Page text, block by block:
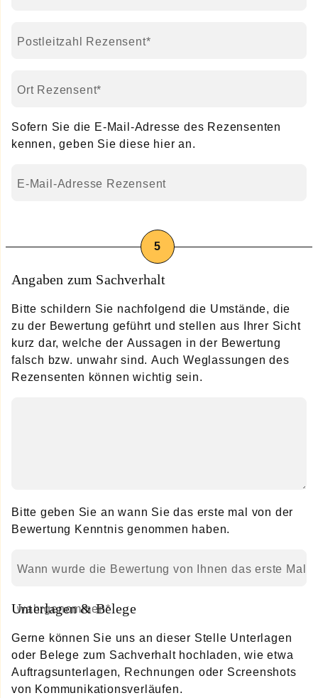
Pflichtfeld
Postleitzahl Rezensent*
Pflichtfeld
Ort Rezensent*
Sofern Sie die E-Mail-Adresse des Rezensenten
kennen, geben Sie diese hier an.
E-Mail-Adresse Rezensent
Angaben zum Sachverhalt
Bitte schildern Sie nachfolgend die Umstände, die
zu der Bewertung geführt und stellen aus Ihrer Sicht
kurz dar, welche der Aussagen in der Bewertung
falsch bzw. unwahr sind. Auch Weglassungen des
Rezensenten können wichtig sein.
Bitte geben Sie an wann Sie das erste mal von der
Bewertung Kenntnis genommen haben.
Pflichtfeld
Wann wurde die Bewertung von Ihnen das erste Mal
wahrgenommen*
Unterlagen & Belege
Gerne können Sie uns an dieser Stelle Unterlagen
oder Belege zum Sachverhalt hochladen, wie etwa
Auftragsunterlagen, Rechnungen oder Screenshots
von Kommunikationsverläufen.